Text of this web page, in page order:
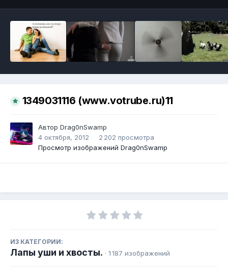
1349031116 (www.votrube.ru)11
Автор Drag0nSwamp
4 октября, 2012
2 202 просмотра
Просмотр изображений Drag0nSwamp
ИЗ КАТЕГОРИИ:
Лапы уши и хвосты. · 1 187 изображений